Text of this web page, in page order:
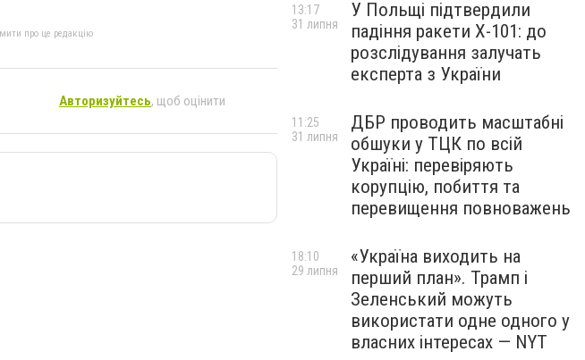
про це редакцію
Авторизуйтесь, щоб оцінити
У Польщі підтвердили
падіння ракети Х-101: до
розслідування залучать
експерта з України
13:17
31 липня
ДБР проводить масштабні
обшуки у ТЦК по всій
Україні: перевіряють
корупцію, побиття та
перевищення повноважень
11:25
31 липня
«Україна виходить на
перший план». Трамп і
Зеленський можуть
використати одне одного у
власних інтересах — NYT
18:10
29 липня